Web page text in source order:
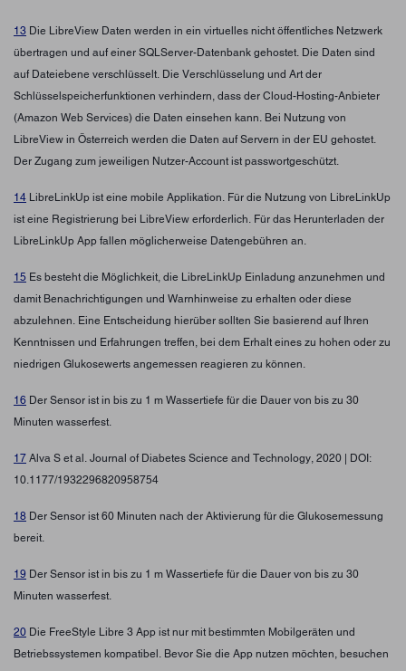
13 Die LibreView Daten werden in ein virtuelles nicht öffentliches Netzwerk
übertragen und auf einer SQLServer-Datenbank gehostet. Die Daten sind
auf Dateiebene verschlüsselt. Die Verschlüsselung und Art der
Schlüsselspeicherfunktionen verhindern, dass der Cloud-Hosting-Anbieter
(Amazon Web Services) die Daten einsehen kann. Bei Nutzung von
LibreView in Österreich werden die Daten auf Servern in der EU gehostet.
Der Zugang zum jeweiligen Nutzer-Account ist passwortgeschützt.
14 LibreLinkUp ist eine mobile Applikation. Für die Nutzung von LibreLinkUp
ist eine Registrierung bei LibreView erforderlich. Für das Herunterladen der
LibreLinkUp App fallen möglicherweise Datengebühren an.
15 Es besteht die Möglichkeit, die LibreLinkUp Einladung anzunehmen und
damit Benachrichtigungen und Warnhinweise zu erhalten oder diese
abzulehnen. Eine Entscheidung hierüber sollten Sie basierend auf Ihren
Kenntnissen und Erfahrungen treffen, bei dem Erhalt eines zu hohen oder zu
niedrigen Glukosewerts angemessen reagieren zu können.
16 Der Sensor ist in bis zu 1 m Wassertiefe für die Dauer von bis zu 30
Minuten wasserfest.
17 Alva S et al. Journal of Diabetes Science and Technology, 2020 | DOI:
10.1177/1932296820958754
18 Der Sensor ist 60 Minuten nach der Aktivierung für die Glukosemessung
bereit.
19 Der Sensor ist in bis zu 1 m Wassertiefe für die Dauer von bis zu 30
Minuten wasserfest.
20 Die FreeStyle Libre 3 App ist nur mit bestimmten Mobilgeräten und
Betriebssystemen kompatibel. Bevor Sie die App nutzen möchten, besuchen